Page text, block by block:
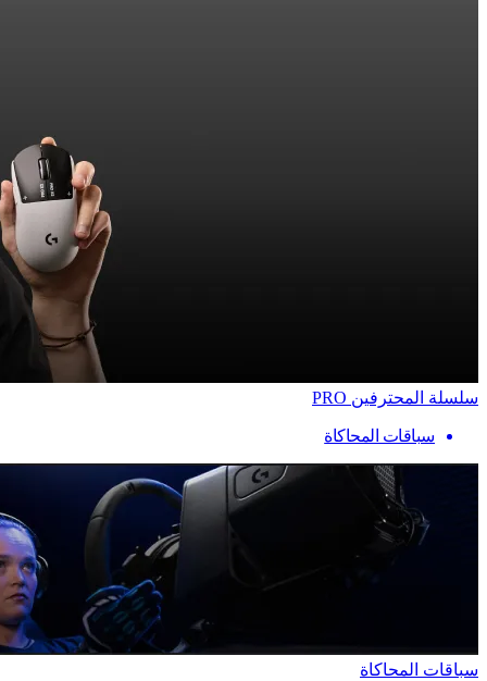
سلسلة المحترفين PRO
سباقات المحاكاة
سباقات المحاكاة